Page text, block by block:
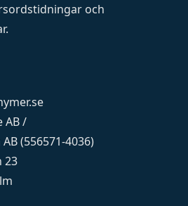
och
.
AB /
(556571-4036)
23